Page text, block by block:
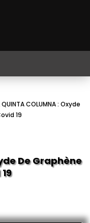
COLUMNA : Oxyde
19
De Graphène